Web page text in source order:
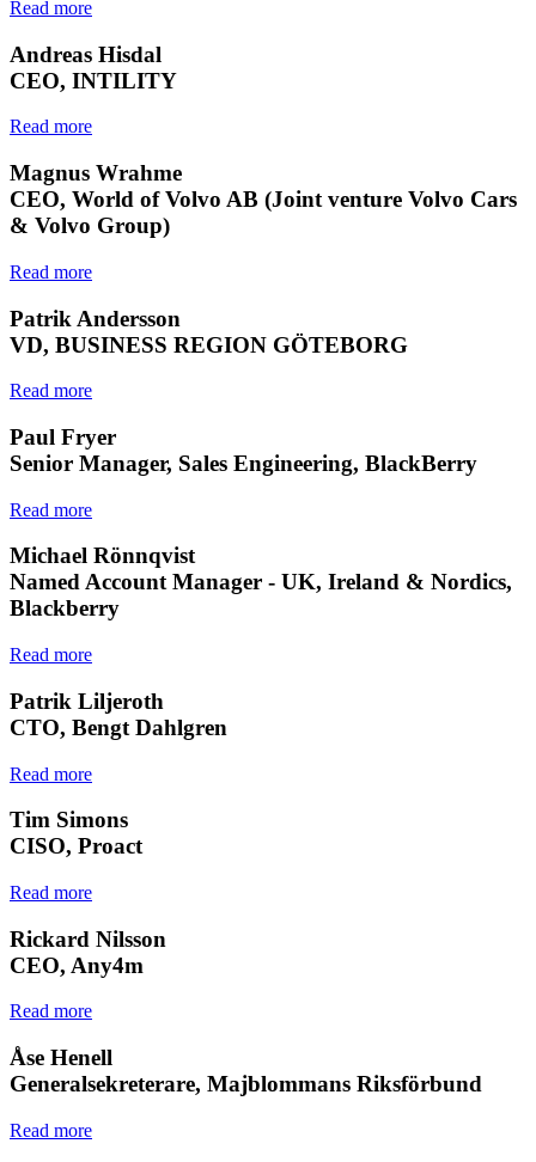
Read more
Andreas Hisdal
CEO, INTILITY
Read more
Magnus Wrahme
CEO, World of Volvo AB (Joint venture Volvo Cars
& Volvo Group)
Read more
Patrik Andersson
VD, BUSINESS REGION GÖTEBORG
Read more
Paul Fryer
Senior Manager, Sales Engineering, BlackBerry
Read more
Michael Rönnqvist
Named Account Manager - UK, Ireland & Nordics,
Blackberry
Read more
Patrik Liljeroth
CTO, Bengt Dahlgren
Read more
Tim Simons
CISO, Proact
Read more
Rickard Nilsson
CEO, Any4m
Read more
Åse Henell
Generalsekreterare, Majblommans Riksförbund
Read more